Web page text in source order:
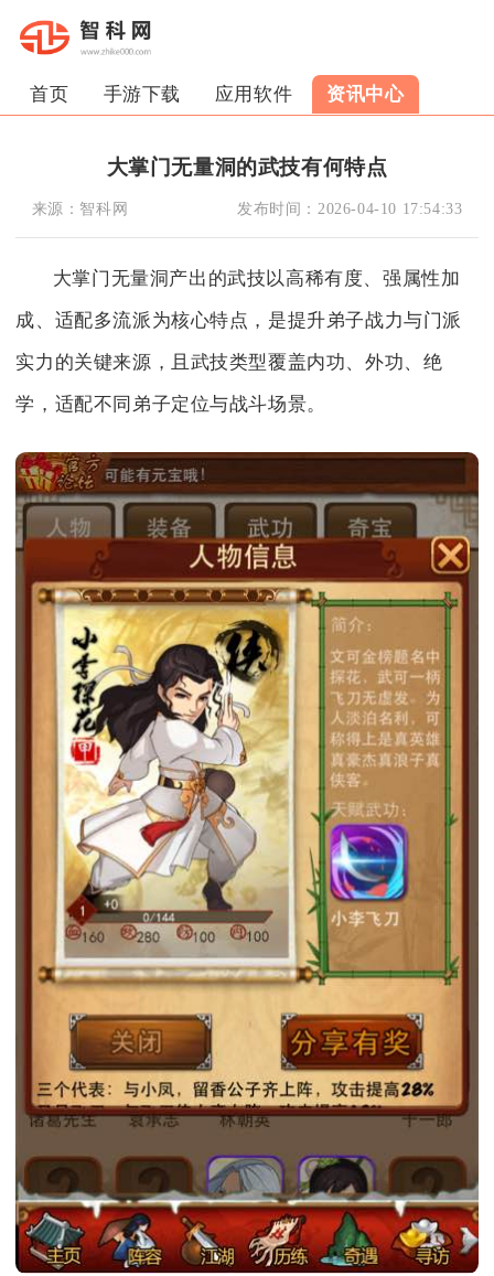
首页 手游下载 应用软件 资讯中心
大掌门无量洞的武技有何特点
来源： 智科网 发布时间： 2026-04-10 17:54:33
大掌门无量洞产出的武技以高稀有度、强属性加
成、适配多流派为核心特点，是提升弟子战力与门派
实力的关键来源，且武技类型覆盖内功、外功、绝
学，适配不同弟子定位与战斗场景。